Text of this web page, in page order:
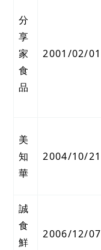
分
享
家
食
品
2001/02/01
美
知
華
2004/10/21
誠
食
鮮
2006/12/07